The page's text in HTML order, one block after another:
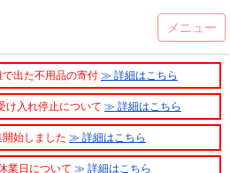
出た不用品の寄付 ≫ 詳細はこちら
け入れ停止について ≫ 詳細はこちら
始しました ≫ 詳細はこちら
業日について ≫ 詳細はこちら